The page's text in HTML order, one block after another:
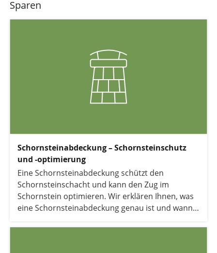
Sparen
Schornsteinabdeckung – Schornsteinschutz
und -optimierung
Eine Schornsteinabdeckung schützt den
Schornsteinschacht und kann den Zug im
Schornstein optimieren. Wir erklären Ihnen, was
eine Schornsteinabdeckung genau ist und wann